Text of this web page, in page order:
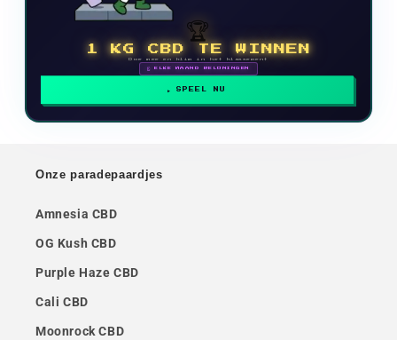
🏆
1 KG CBD TE WINNEN
Doe mee en klim in het klassement
🗓 ELKE MAAND BELONINGEN
SPEEL NU
Onze paradepaardjes
Amnesia CBD
OG Kush CBD
Purple Haze CBD
Cali CBD
Moonrock CBD